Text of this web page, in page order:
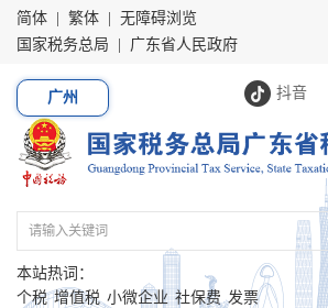
简体 繁体
无障碍浏览
国家税务总局
广东省人民政府
抖音
广州
本站热词：
个税 增值税 小微企业 社保费 发票